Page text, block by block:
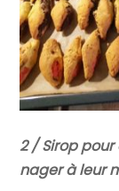
2 / Sirop
nager à leur